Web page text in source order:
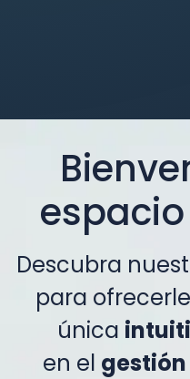
Descubra
para
única
en el gestión